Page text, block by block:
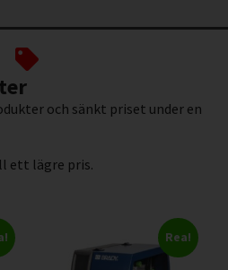
och sänkt priset under en
ett lägre pris.
Rea!